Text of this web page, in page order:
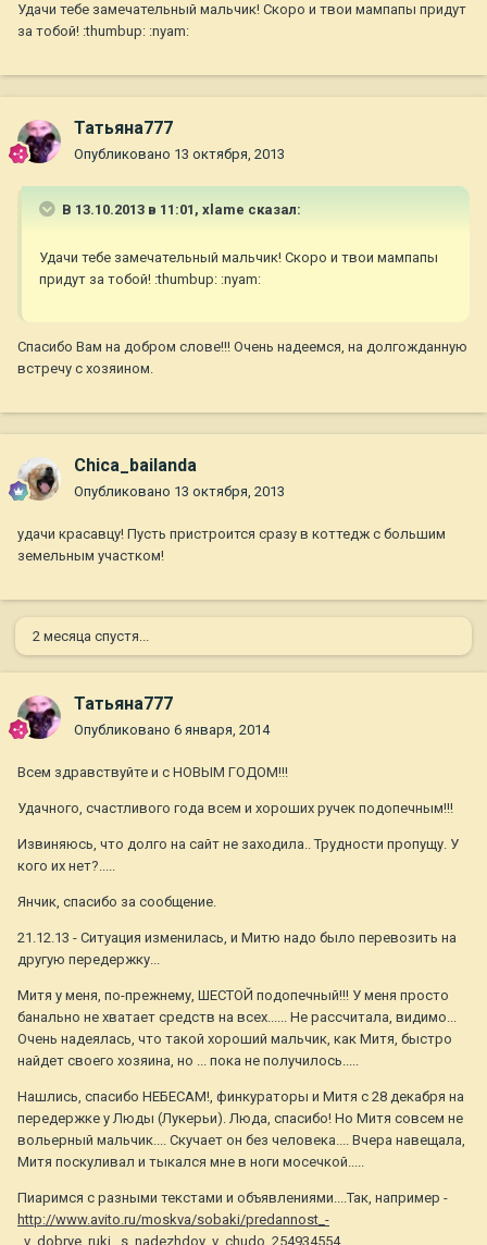
Удачи тебе замечательный мальчик! Скоро и твои мампапы придут
за тобой! :thumbup: :nyam:
Татьяна777
Опубликовано 13 октября, 2013
В 13.10.2013 в 11:01, xlame сказал:
Удачи тебе замечательный мальчик! Скоро и твои мампапы
придут за тобой! :thumbup: :nyam:
Спасибо Вам на добром слове!!! Очень надеемся, на долгожданную
встречу с хозяином.
Chica_bailanda
Опубликовано 13 октября, 2013
удачи красавцу! Пусть пристроится сразу в коттедж с большим
земельным участком!
2 месяца спустя...
Татьяна777
Опубликовано 6 января, 2014
Всем здравствуйте и с НОВЫМ ГОДОМ!!!
Удачного, счастливого года всем и хороших ручек подопечным!!!
Извиняюсь, что долго на сайт не заходила.. Трудности пропущу. У
кого их нет?.....
Янчик, спасибо за сообщение.
21.12.13 - Ситуация изменилась, и Митю надо было перевозить на
другую передержку...
Митя у меня, по-прежнему, ШЕСТОЙ подопечный!!! У меня просто
банально не хватает средств на всех...... Не рассчитала, видимо...
Очень надеялась, что такой хороший мальчик, как Митя, быстро
найдет своего хозяина, но ... пока не получилось.....
Нашлись, спасибо НЕБЕСАМ!, финкураторы и Митя с 28 декабря на
передержке у Люды (Лукерьи). Люда, спасибо! Но Митя совсем не
вольерный мальчик.... Скучает он без человека.... Вчера навещала,
Митя поскуливал и тыкался мне в ноги мосечкой.....
Пиаримся с разными текстами и объявлениями....Так, например -
http://www.avito.ru/moskva/sobaki/predannost_-
_v_dobrye_ruki._s_nadezhdoy_v_chudo_254934554